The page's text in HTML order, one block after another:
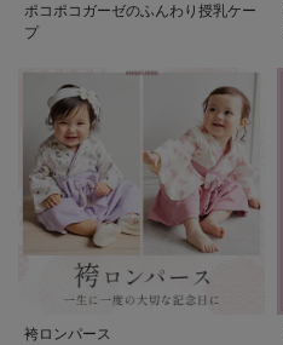
ポコポコガーゼのふんわり授乳ケー
プ
袴ロンパース